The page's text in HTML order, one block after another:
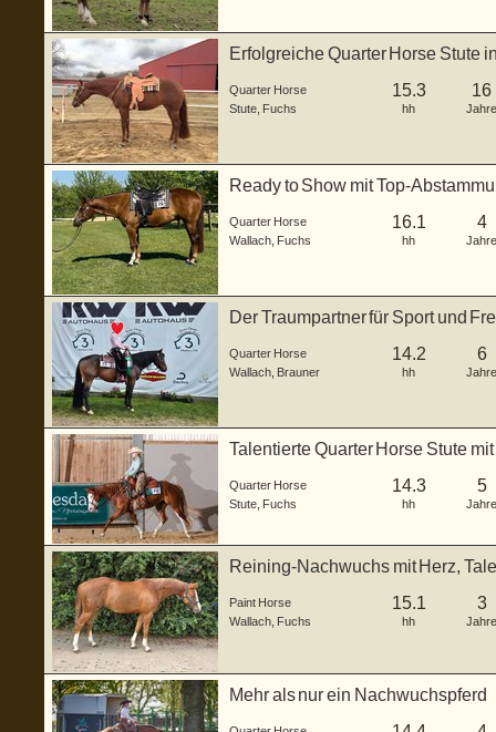
Erfolgreiche Quarter Horse Stute
Quarter Horse
Stute Fuchs
15.3
hh
16
Jahre
Ready to Show mit Top-
Quarter Horse
Wallach Fuchs
16.1
hh
4
Jahre
Der Traumpartner für Sport und
Quarter Horse
Wallach Brauner
14.2
hh
6
Jahre
Talentierte Quarter Horse Stute
Quarter Horse
Stute Fuchs
14.3
hh
5
Jahre
Reining-Nachwuchs mit Herz,
Paint Horse
Wallach Fuchs
15.1
hh
3
Jahre
Mehr als nur ein Nachwuchspferd